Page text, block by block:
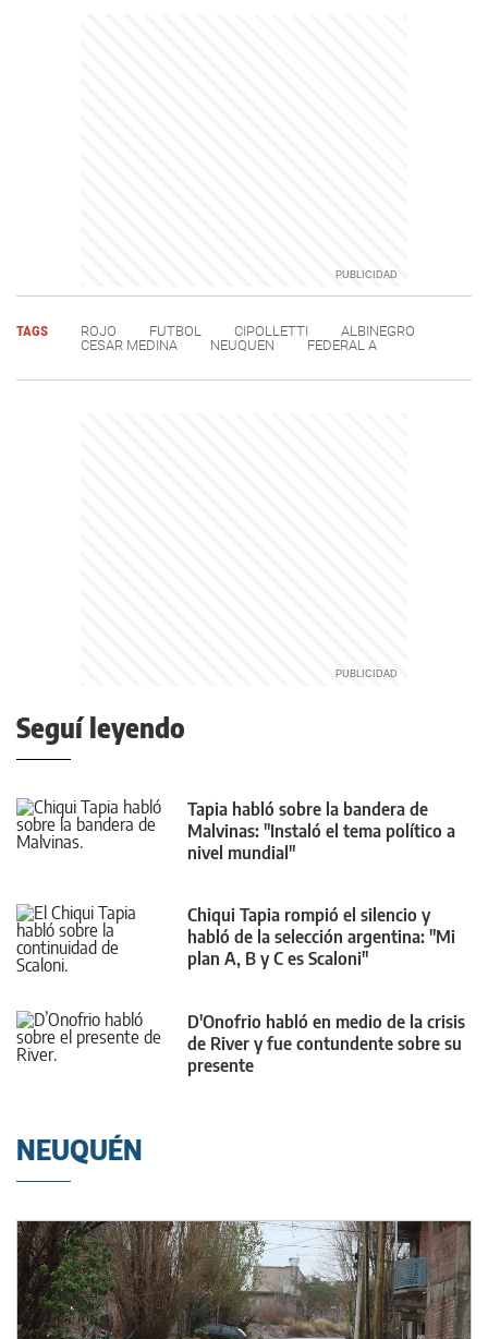
TAGS ROJO FUTBOL CIPOLLETTI
ALBINEGRO
CESAR MEDINA
NEUQUEN FEDERAL A
Seguí leyendo
Tapia habló sobre la bandera de
Malvinas: "Instaló el tema político a
nivel mundial"
Chiqui Tapia rompió el silencio y
habló de la selección argentina: "Mi
plan A, B y C es Scaloni"
D'Onofrio habló en medio de la crisis
de River y fue contundente sobre su
presente
NEUQUÉN